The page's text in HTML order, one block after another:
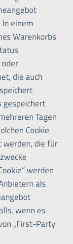
einem
Warenkorbs
die auch
gespeichert
Tagen
Cookie
werden, die für
werden
als
wenn es
„First-Party